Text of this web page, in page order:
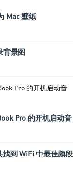
Mac 壁纸
背景图
Pro 的开机启动音
找到 WiFi 中最佳频段